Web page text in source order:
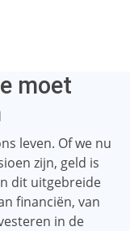
moet
leven. Of we nu
zijn, geld is
dit uitgebreide
financiën, van
in de